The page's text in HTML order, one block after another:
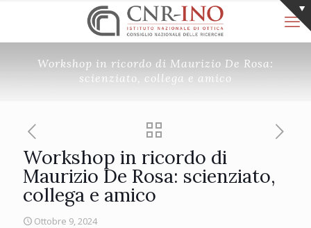
Workshop in ricordo di Maurizio De Rosa:
scienziato, collega e amico
Workshop in ricordo di
Maurizio De Rosa: scienziato,
collega e amico
Ottobre 9, 2024